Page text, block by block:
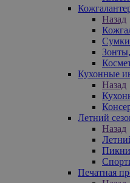
Назад
Сумки
Кухонные
Назад
Летний
Назад
Печатная